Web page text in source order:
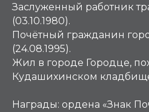
Заслуженный работник
(03.10.1980).
Почётный гражданин
(24.08.1995).
Жил в городе Городце,
Кудашихинском
Награды: ордена «Знак